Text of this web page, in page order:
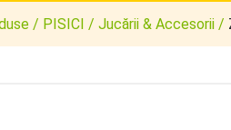
/ PISICI / Jucării & Accesorii /